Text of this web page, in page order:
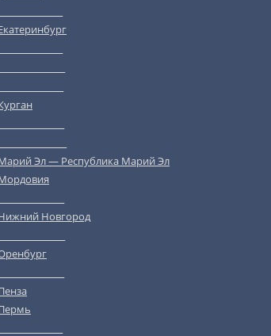
Эл — Республика Марий Эл
Новгород